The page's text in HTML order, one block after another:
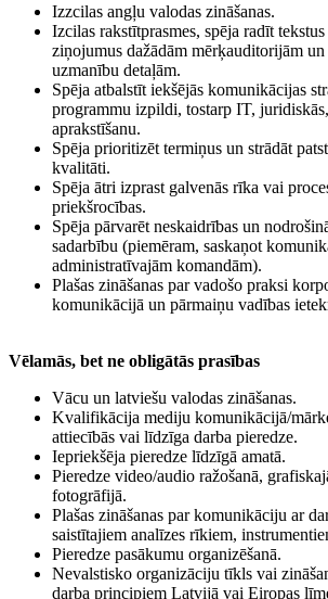
Izzcilas angļu valodas zināšanas.
Izcilas rakstītprasmes, spēja radīt
ziņojumus dažādām mērķauditorijām
uzmanību detaļām.
Spēja atbalstīt iekšējās komunikācijas
programmu izpildi, tostarp IT,
aprakstīšanu.
Spēja prioritizēt termiņus un strādāt
kvalitāti.
Spēja ātri izprast galvenās rīka vai
priekšrocības.
Spēja pārvarēt neskaidrības un
sadarbību (piemēram, saskaņot
administratīvajām komandām).
Plašas zināšanas par vadošo praksi
komunikācijā un pārmaiņu vadības
Vēlamās, bet ne obligātās prasības
Vācu un latviešu valodas zināšanas.
Kvalifikācija mediju komunikācijā/
attiecībās vai līdzīga darba pieredze.
Iepriekšēja pieredze līdzīgā amatā.
Pieredze video/audio ražošanā,
fotogrāfijā.
Plašas zināšanas par komunikāciju ar
saistītajiem analīzes rīkiem,
Pieredze pasākumu organizēšanā.
Nevalstisko organizāciju tīkls vai
darba principiem Latvijā vai Eiropas